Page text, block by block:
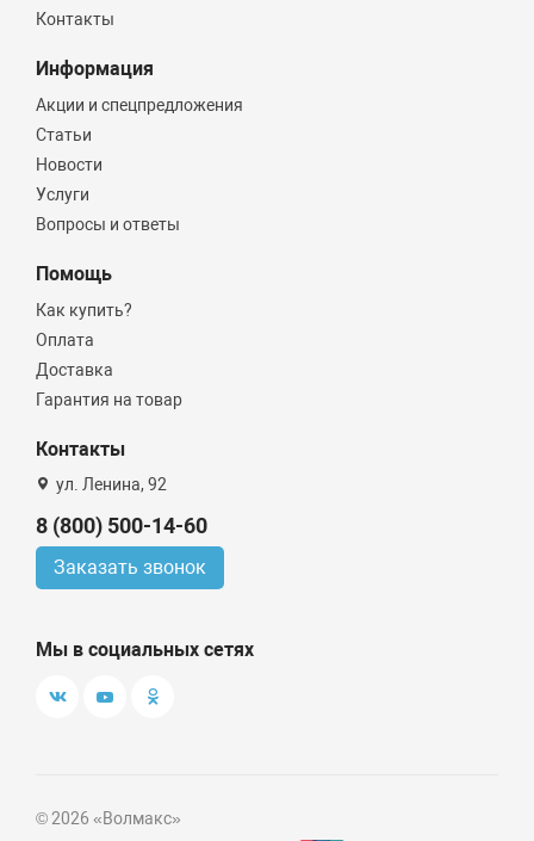
Контакты
Информация
Акции и спецпредложения
Статьи
Новости
Услуги
Вопросы и ответы
Помощь
Как купить?
Оплата
Доставка
Гарантия на товар
Контакты
ул. Ленина, 92
8 (800) 500-14-60
Заказать звонок
Мы в социальных сетях
© 2026 «Волмакс»